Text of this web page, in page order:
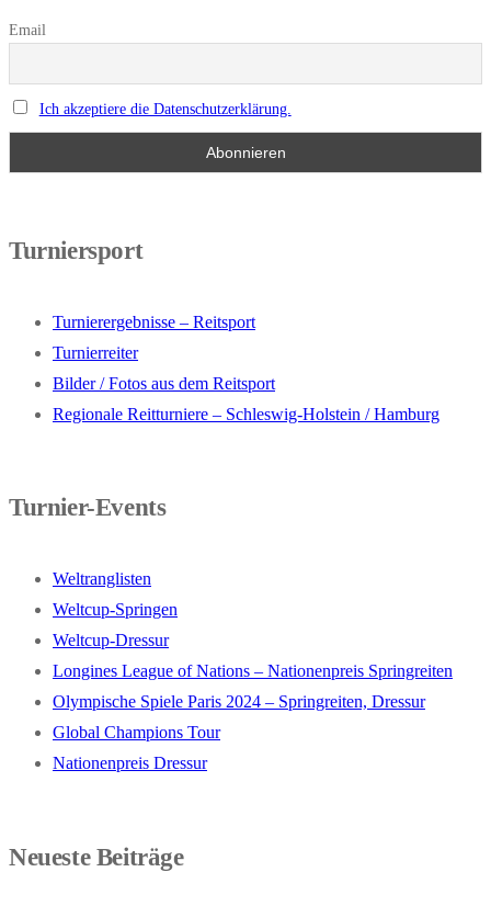
Email
Ich akzeptiere die Datenschutzerklärung.
Turniersport
Turnierergebnisse – Reitsport
Turnierreiter
Bilder / Fotos aus dem Reitsport
Regionale Reitturniere – Schleswig-Holstein / Hamburg
Turnier-Events
Weltranglisten
Weltcup-Springen
Weltcup-Dressur
Longines League of Nations – Nationenpreis Springreiten
Olympische Spiele Paris 2024 – Springreiten, Dressur
Global Champions Tour
Nationenpreis Dressur
Neueste Beiträge